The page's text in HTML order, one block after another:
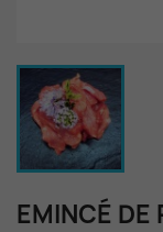
EMINCÉ DE